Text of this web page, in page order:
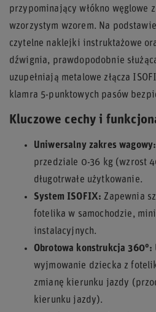
przypominający włókno węglowe
wzorzystym wzorem. Na
czytelne naklejki instruktażowe
dźwignia, prawdopodobnie
uzupełniają metalowe złącza
klamra 5-punktowych pasów
Kluczowe cechy i
Uniwersalny zakres wagowy:
przedziale 0-36 kg (wzrost
długotrwałe użytkowanie.
System ISOFIX: Zapewnia
fotelika w samochodzie,
instalacyjnych.
Obrotowa konstrukcja 360°:
wyjmowanie dziecka z
zmianę kierunku jazdy
kierunku jazdy).